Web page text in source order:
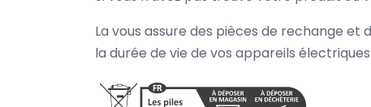
La vous assure des pièces de rechange
la durée de vie de vos appareils